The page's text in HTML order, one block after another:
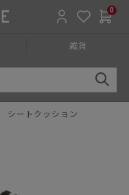
0
雑貨
シートクッション